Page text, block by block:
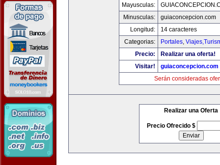
Mayusculas:
Minusculas:
guiaconcepcion.com
Longitud:
14 caracteres
Categorias:
Portales,
Precio:
Realizar una oferta!
Visitar!
guiaconcepcion.com
Serán consideradas
Realizar una Oferta
Precio Ofrecido $